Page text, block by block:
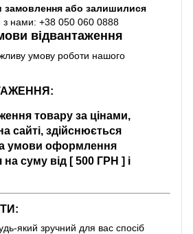
або залишилися
з нами: +38 050 060 0888
відвантаження
умову роботи нашого
товару за цінами,
сайті, здійснюється
умови оформлення
суму від [ 500 ГРН ] і
який зручний для вас спосіб